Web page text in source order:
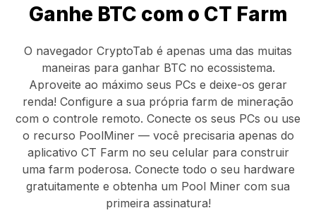
Ganhe BTC com o CT Farm
O navegador CryptoTab é apenas uma das muitas
maneiras para ganhar BTC no ecossistema.
Aproveite ao máximo seus PCs e deixe-os gerar
renda! Configure a sua própria farm de mineração
com o controle remoto. Conecte os seus PCs ou use
o recurso PoolMiner— você precisaria apenas do
aplicativo CT Farm no seu celular para construir
uma farm poderosa. Conecte todo o seu hardware
gratuitamente e obtenha um Pool Miner com sua
primeira assinatura!